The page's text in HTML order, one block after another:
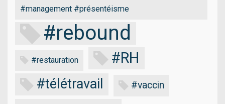
#management #présentéisme
#rebound
#restauration #RH
#télétravail #vaccin